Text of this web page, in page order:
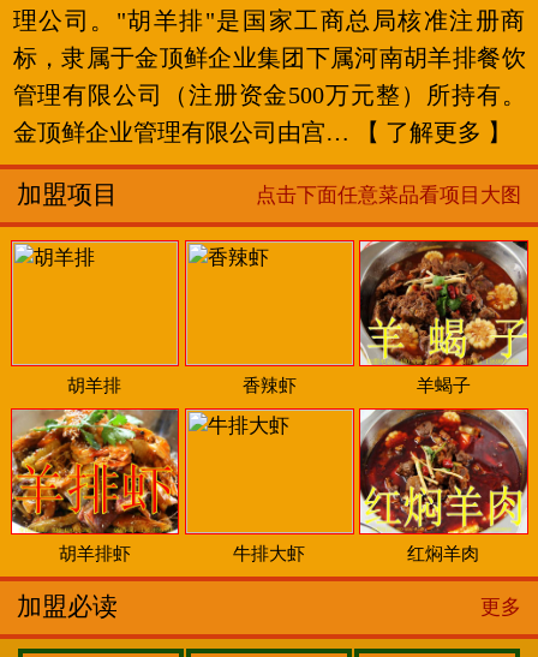
理公司。"胡羊排"是国家工商总局核准注册商
标，隶属于金顶鲜企业集团下属河南胡羊排餐饮
管理有限公司（注册资金500万元整）所持有。
金顶鲜企业管理有限公司由宫…
【 了解更多 】
加盟项目 点击下面任意菜品看项目大图
胡羊排 香辣虾 羊蝎子
胡羊排虾 牛排大虾 红焖羊肉
加盟必读 更多